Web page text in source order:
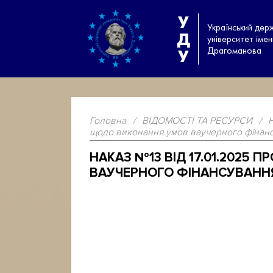
У
Д
У
Український
університет
Драгоманова
Головна / ВІДОМОСТІ ТА РЕСУРСИ /
щодо виконання умов ваучерного
НАКАЗ №13 ВІД 17.01.2025
ВАУЧЕРНОГО